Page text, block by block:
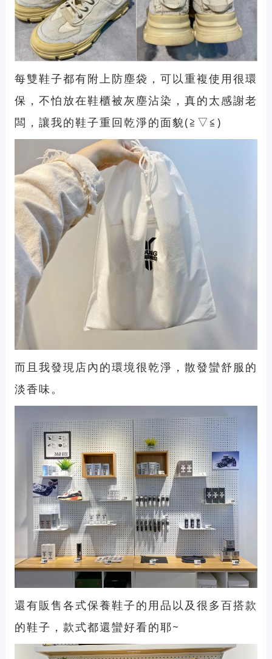
每雙鞋子都有附上防塵袋，可以重複使用很環
保，不怕放在鞋櫃被灰塵沾染，真的太感謝老
闆，讓我的鞋子重回乾淨的面貌(≧▽≦)
而且我發現店內的環境很乾淨，散發蠻舒服的
淡香味。
還有販售各式保養鞋子的用品以及很多百搭款
的鞋子，款式都還蠻好看的耶~